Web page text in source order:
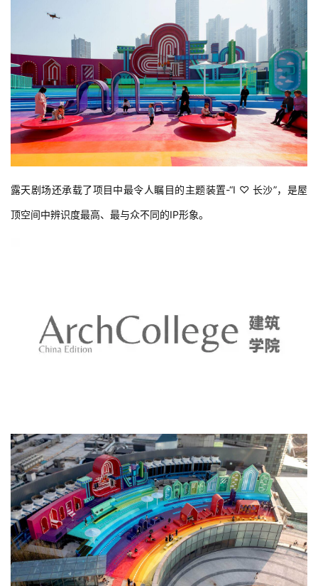
露天剧场还承载了项目中最令人瞩目的主题装置-“I ♡ 长沙”，是屋
顶空间中辨识度最高、最与众不同的IP形象。